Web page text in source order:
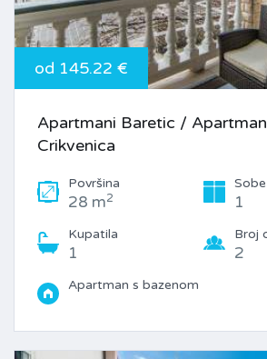
od 145.22 €
Apartmani Baretic /
Crikvenica
Površina
28 m2
Sobe
1
Kupatila
1
Broj
2
Apartman s bazenom